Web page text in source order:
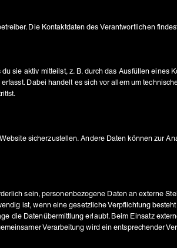
sie aktiv mitteilst, z. B. durch das Ausfüllen
Dabei handelt es sich vor allem um
sicherzustellen. Andere Daten können zur
sein, personenbezogene Daten an externe
ist, wenn eine gesetzliche Verpflichtung
die Datenübermittlung erlaubt. Beim Einsatz